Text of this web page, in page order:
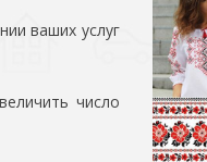
ваших услуг
число